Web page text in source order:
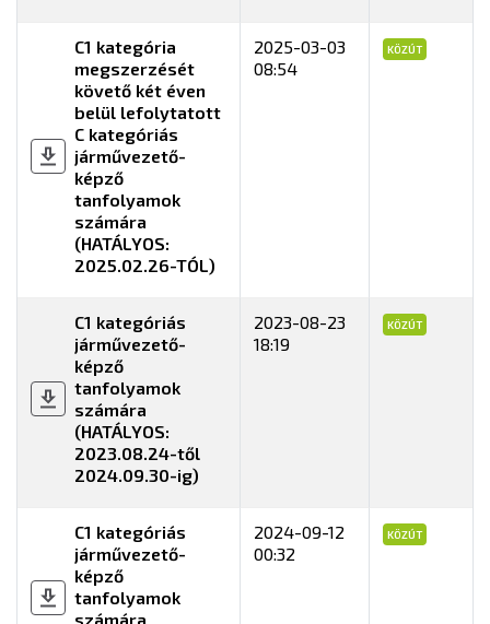
C1 kategória
megszerzését
követő két éven
belül lefolytatott
C kategóriás
járművezető-
képző
tanfolyamok
számára
(HATÁLYOS:
2025.02.26-TÓL)
2025-03-03
08:54
KÖZÚT
C1 kategóriás
járművezető-
képző
tanfolyamok
számára
(HATÁLYOS:
2023.08.24-től
2024.09.30-ig)
2023-08-23
18:19
KÖZÚT
C1 kategóriás
járművezető-
képző
tanfolyamok
számára
2024-09-12
00:32
KÖZÚT